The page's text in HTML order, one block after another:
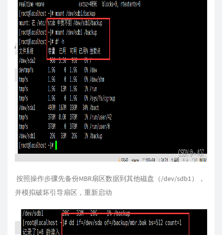
按照操作步骤先备份MBR扇区数据到其他磁盘（/dev/sdb1），
并模拟破坏引导扇区，重新启动